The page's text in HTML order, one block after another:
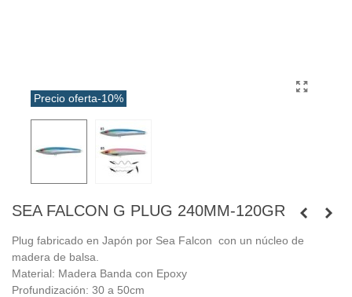
Precio oferta-10%
SEA FALCON G PLUG 240MM-120GR
Plug fabricado en Japón por Sea Falcon con un núcleo de
madera de balsa.
Material: Madera Banda con Epoxy
Profundización: 30 a 50cm